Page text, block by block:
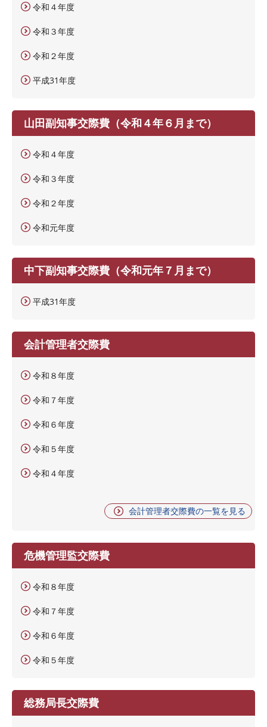
令和４年度
令和３年度
令和２年度
平成31年度
山田副知事交際費（令和４年６月まで）
令和４年度
令和３年度
令和２年度
令和元年度
中下副知事交際費（令和元年７月まで）
平成31年度
会計管理者交際費
令和８年度
令和７年度
令和６年度
令和５年度
令和４年度
会計管理者交際費の一覧を見る
危機管理監交際費
令和８年度
令和７年度
令和６年度
令和５年度
総務局長交際費